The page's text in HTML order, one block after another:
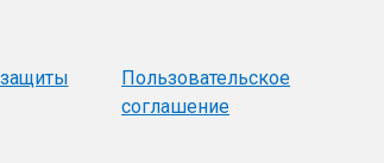
Пользовательское
соглашение